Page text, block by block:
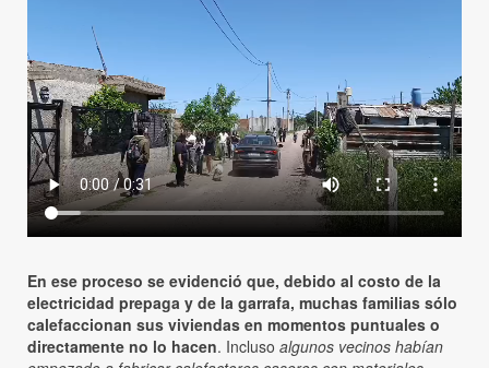
En ese proceso se evidenció que, debido al costo de la
electricidad prepaga y de la garrafa, muchas familias sólo
calefaccionan sus viviendas en momentos puntuales o
directamente no lo hacen. Incluso algunos vecinos habían